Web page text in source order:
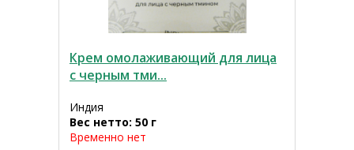
Крем омолаживающий для лица
с черным тми...
Индия
Вес нетто: 50 г
Временно нет